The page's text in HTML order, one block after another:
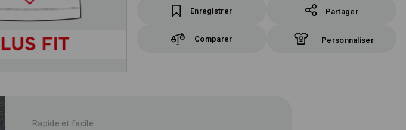
Enregistrer Partager
Comparer Personnaliser
Rapide et facile